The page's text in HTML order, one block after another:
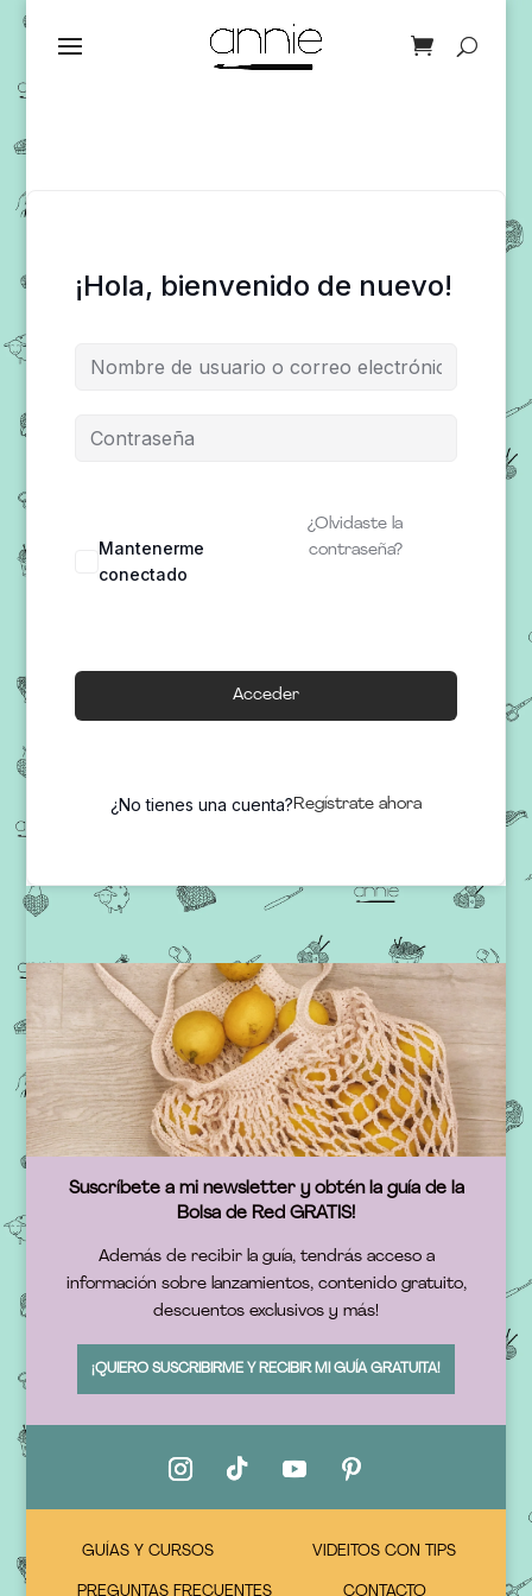
¡Hola, bienvenido de nuevo!
Mantenerme
conectado
¿Olvidaste la
contraseña?
Acceder
¿No tienes una cuenta?Regístrate ahora
Suscríbete a mi newsletter y obtén la guía de la
Bolsa de Red GRATIS!
Además de recibir la guía, tendrás acceso a
información sobre lanzamientos, contenido gratuito,
descuentos exclusivos y más!
¡QUIERO SUSCRIBIRME Y RECIBIR MI GUÍA GRATUITA!
GUÍAS Y CURSOS VIDEITOS CON TIPS
PREGUNTAS FRECUENTES CONTACTO